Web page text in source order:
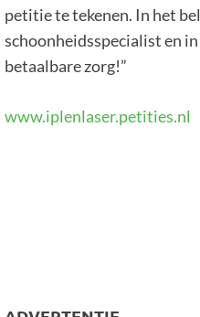
petitie te tekenen. In het
schoonheidsspecialist en
betaalbare zorg!”
www.iplenlaser.petities.nl